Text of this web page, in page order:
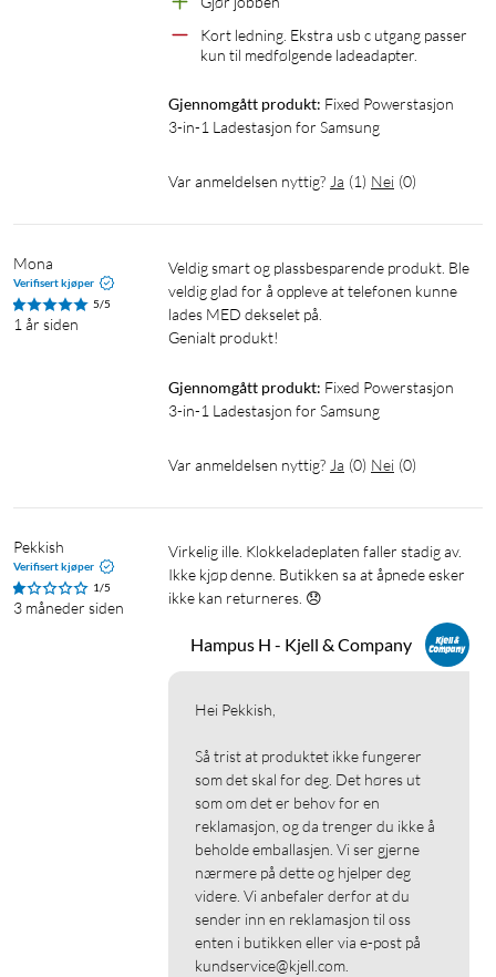
Kort ledning. Ekstra usb c utgang passer
kun til medfølgende ladeadapter.
Gjennomgått produkt: Fixed Powerstasjon
3-in-1 Ladestasjon for Samsung
Var anmeldelsen nyttig? Ja (1) Nei (0)
Mona
Verifisert kjøper
5/5
1 år siden
Veldig smart og plassbesparende produkt. Ble
veldig glad for å oppleve at telefonen kunne
lades MED dekselet på.
Genialt produkt!
Gjennomgått produkt: Fixed Powerstasjon
3-in-1 Ladestasjon for Samsung
Var anmeldelsen nyttig? Ja (0) Nei (0)
Pekkish
Verifisert kjøper
1/5
3 måneder siden
Virkelig ille. Klokkeladeplaten faller stadig av.
Ikke kjøp denne. Butikken sa at åpnede esker
ikke kan returneres. 😞
Hampus H - Kjell & Company
Hei Pekkish,
Så trist at produktet ikke fungerer
som det skal for deg. Det høres ut
som om det er behov for en
reklamasjon, og da trenger du ikke å
beholde emballasjen. Vi ser gjerne
nærmere på dette og hjelper deg
videre. Vi anbefaler derfor at du
sender inn en reklamasjon til oss
enten i butikken eller via e-post på
kundservice@kjell.com.